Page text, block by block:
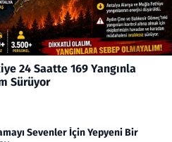
24 Saatte 169 Yangınla
Sürüyor
Sevenler İçin Yepyeni Bir